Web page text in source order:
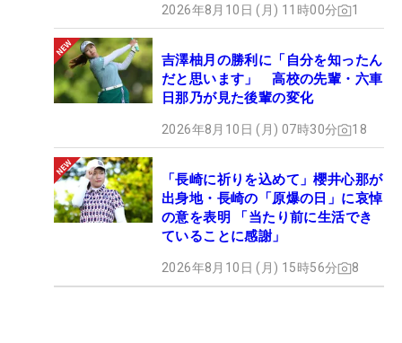
2026年8月10日 (月) 11時00分 1
吉澤柚月の勝利に「自分を知ったん
だと思います」 高校の先輩・六車
日那乃が見た後輩の変化
2026年8月10日 (月) 07時30分 18
「長崎に祈りを込めて」櫻井心那が
出身地・長崎の「原爆の日」に哀悼
の意を表明 「当たり前に生活でき
ていることに感謝」
2026年8月10日 (月) 15時56分 8